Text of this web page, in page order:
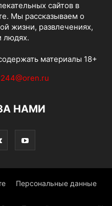
сайтов в
Мы рассказываем о
жизни, развлечениях,
людях.
материалы 18+
НАМИ
Персональные данные